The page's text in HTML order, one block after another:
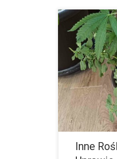
Ekologiczne
Towarzyszących
czasach
Inne